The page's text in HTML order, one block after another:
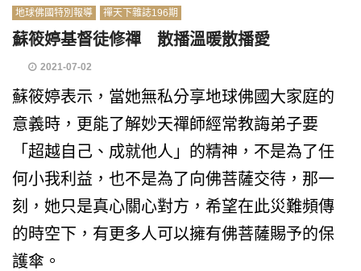
地球佛國特別報導 禪天下雜誌196期
蘇筱婷基督徒修禪 散播溫暖散播愛
2021-07-02
蘇筱婷表示，當她無私分享地球佛國大家庭的
意義時，更能了解妙天禪師經常教誨弟子要
「超越自己、成就他人」的精神，不是為了任
何小我利益，也不是為了向佛菩薩交待，那一
刻，她只是真心關心對方，希望在此災難頻傳
的時空下，有更多人可以擁有佛菩薩賜予的保
護傘。